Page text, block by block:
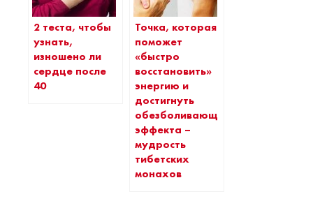
2 теста, чтобы
узнать,
изношено ли
сердце после
40
Точка, которая
поможет
«быстро
восстановить»
энергию и
достигнуть
обезболивающего
эффекта –
мудрость
тибетских
монахов